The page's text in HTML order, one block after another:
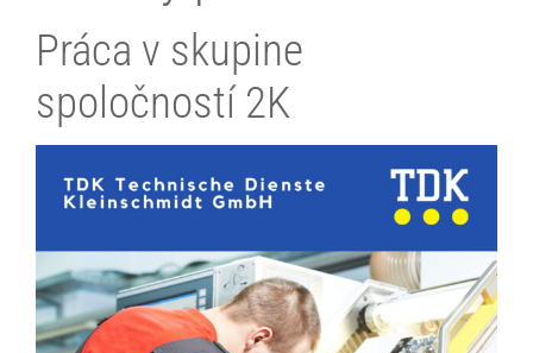
Práca v skupine
spoločností 2K